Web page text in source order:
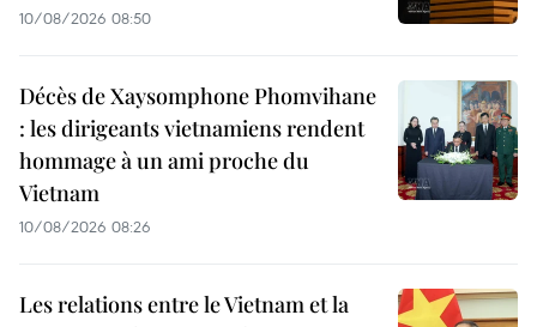
10/08/2026 08:50
Décès de Xaysomphone Phomvihane
: les dirigeants vietnamiens rendent
hommage à un ami proche du
Vietnam
10/08/2026 08:26
Les relations entre le Vietnam et la